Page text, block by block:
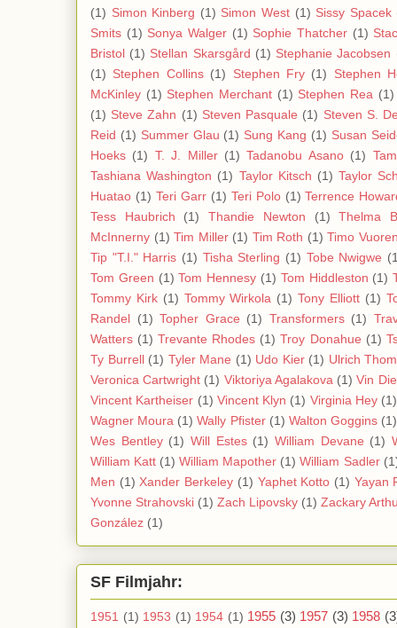
(1) Simon Kinberg (1) Simon West (1) Sissy Spacek
Smits (1) Sonya Walger (1) Sophie Thatcher (1)
Bristol (1) Stellan Skarsgård (1) Stephanie Jacobsen
(1) Stephen Collins (1) Stephen Fry (1)
Stephen
McKinley (1) Stephen Merchant (1) Stephen Rea (1)
(1) Steve Zahn (1) Steven Pasquale (1) Steven S.
Reid (1) Summer Glau (1) Sung Kang (1) Susan
Hoeks (1) T. J. Miller (1) Tadanobu Asano (1)
Tashiana Washington (1) Taylor Kitsch (1) Taylor
Huatao (1) Teri Garr (1) Teri Polo (1) Terrence
Tess Haubrich
(1) Thandie Newton (1)
Thelma
McInnerny (1) Tim Miller (1) Tim Roth (1) Timo
Tip "T.I." Harris (1) Tisha Sterling (1) Tobe Nwigwe
Tom Green (1) Tom Hennesy (1) Tom Hiddleston (1)
Tommy Kirk (1) Tommy Wirkola (1) Tony Elliott (1)
Randel
(1) Topher Grace (1) Transformers (1)
Watters (1) Trevante Rhodes (1) Troy Donahue (1)
Ty Burrell
(1) Tyler Mane (1) Udo Kier (1) Ulrich
Veronica Cartwright (1) Viktoriya Agalakova (1) Vin
Vincent Kartheiser (1) Vincent Klyn (1) Virginia Hey (1)
Wagner Moura (1) Wally Pfister (1) Walton Goggins (1)
Wes Bentley (1) Will Estes (1) William Devane (1)
William Katt (1) William Mapother (1) William Sadler
Men (1) Xander Berkeley (1) Yaphet Kotto (1) Yayan
Yvonne Strahovski (1) Zach Lipovsky (1) Zackary
González (1)
SF Filmjahr:
1951 (1) 1953 (1) 1954 (1) 1955 (3) 1957 (3) 1958